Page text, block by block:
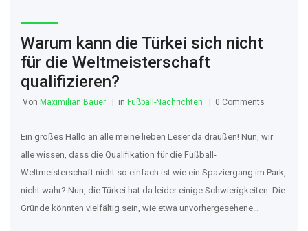
Warum kann die Türkei sich nicht
für die Weltmeisterschaft
qualifizieren?
Von Maximilian Bauer in Fußball-Nachrichten 0 Comments
Ein großes Hallo an alle meine lieben Leser da draußen! Nun, wir
alle wissen, dass die Qualifikation für die Fußball-
Weltmeisterschaft nicht so einfach ist wie ein Spaziergang im Park,
nicht wahr? Nun, die Türkei hat da leider einige Schwierigkeiten. Die
Gründe könnten vielfältig sein, wie etwa unvorhergesehene